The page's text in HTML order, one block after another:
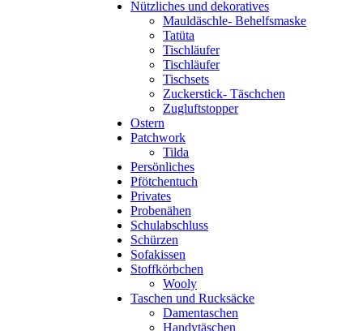
Nützliches und dekoratives
Mauldäschle- Behelfsmaske
Tatüta
Tischläufer
Tischläufer
Tischsets
Zuckerstick- Täschchen
Zugluftstopper
Ostern
Patchwork
Tilda
Persönliches
Pfötchentuch
Privates
Probenähen
Schulabschluss
Schürzen
Sofakissen
Stoffkörbchen
Wooly
Taschen und Rucksäcke
Damentaschen
Handytäschen